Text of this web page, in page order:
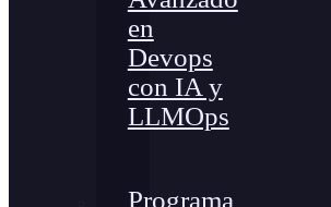
en
Devops
con IA y
LLMOps
Programa